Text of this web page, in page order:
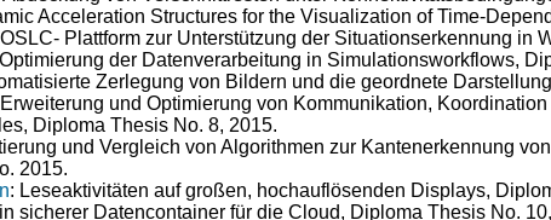
Acceleration Structures for the Visualization of Time-
Plattform zur Unterstützung der Situationserkennung in
der Datenverarbeitung in Simulationsworkflows,
Zerlegung von Bildern und die geordnete
und Optimierung von Kommunikation,
Diploma Thesis No. 8, 2015.
und Vergleich von Algorithmen zur Kantenerkennung
2015.
: Leseaktivitäten auf großen, hochauflösenden Displays,
sicherer Datencontainer für die Cloud, Diploma Thesis No.